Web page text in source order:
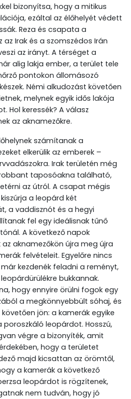
bizonyítsa, hogy a mitikus
ezáltal az élőhelyét védett
Reza és csapata a
az Irak és a szomszédos Irán
az irányt. A térséget a
alig lakja ember, a terület tele
pontokon állomásozó
Némi alkudozást követően
melynek egyik idős lakója
Hol keressék? A válasz
az aknamezőkre.
számítanak a
elkerülik az emberek –
Irak területén még
taposóakna található,
az útról. A csapat mégis
a leopárd két
a vaddisznót és a hegyi
fel egy ideálisnak tűnő
A következő napok
az aknamezőkön újra meg újra
felvételeit. Egyelőre nincs
kezdenék feladni a reményt,
bukkannak.
hogy ennyire örülni fogok egy
a megkönnyebbült sóhaj, és
jön: a kamerák egyike
poroszkáló leopárdot. Hosszú,
végre a bizonyíték, amit
hogy a területet
majd kicsattan az örömtől,
a kamerák a következő
leopárdot is rögzítenek,
nem tudván, hogy jó